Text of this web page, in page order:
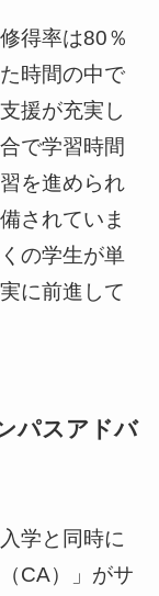
得率は80％
時間の中で
援が充実し
で学習時間
を進められ
されていま
の学生が単
に前進して
パスアドバ
学と同時に
CA）」がサ